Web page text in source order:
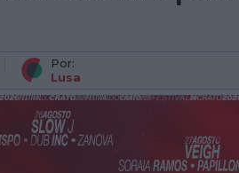
Por:
Lusa